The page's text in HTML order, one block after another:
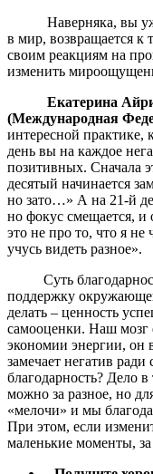
Наверняка, вы уже
в мир, возвращается к
своим реакциям на
изменить
Екатерина Айрих,
(Международная
интересной практике,
день вы на каждое
позитивных. Сначала
десятый начинается
но зато…» А на 21-й
но фокус смещается, и
это не про то, что я не
учусь видеть разное».
Суть
поддержку
делать – ценность
самооценки. Наш
экономии энергии, он
замечает негатив
благодарность? Дело
можно за разное, но
«мелочи» и мы
При этом, если
маленькие моменты,